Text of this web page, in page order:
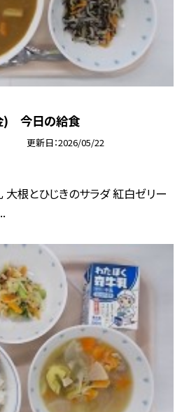
) 今日の給食
更新日 2026/05/22
大根とひじきのサラダ 紅白ゼリー